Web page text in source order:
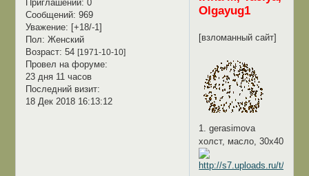
Приглашений: 0
Сообщений: 969
Уважение: [+18/-1]
Пол: Женский
Возраст: 54 [1971-10-10]
Провел на форуме:
23 дня 11 часов
Последний визит:
18 Дек 2018 16:13:12
Olgayug1
[взломанный сайт]
1. gerasimova
холст, масло, 30х40